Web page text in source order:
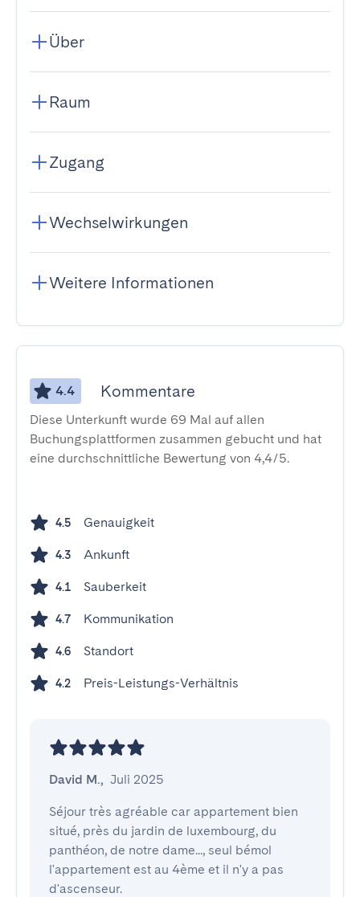
Über
Raum
Zugang
Wechselwirkungen
Weitere Informationen
4.4 Kommentare
Diese Unterkunft wurde 69 Mal auf allen
Buchungsplattformen zusammen gebucht und hat
eine durchschnittliche Bewertung von 4,4/5.
4.5 Genauigkeit
4.3 Ankunft
4.1 Sauberkeit
4.7 Kommunikation
4.6 Standort
4.2 Preis-Leistungs-Verhältnis
David M., Juli 2025
Séjour très agréable car appartement bien
situé, près du jardin de luxembourg, du
panthéon, de notre dame..., seul bémol
l'appartement est au 4ème et il n'y a pas
d'ascenseur.